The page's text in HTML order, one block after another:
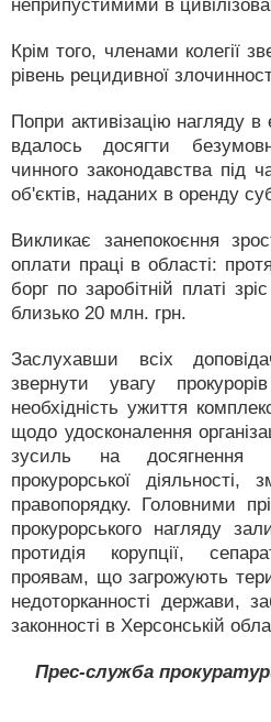
неприпустимими в
Крім того, членами колегії
рівень рецидивної
Попри активізацію нагляду в
вдалось досягти
чинного законодавства під
об'єктів, наданих в оренду
Викликає занепокоєння
оплати праці в області:
борг по заробітній платі
близько 20 млн. грн.
Заслухавши всіх
звернути увагу
необхідність ужиття
щодо удосконалення
зусиль на досягнення
прокурорської діяльності,
правопорядку. Головними
прокурорського нагляду
протидія корупції,
проявам, що загрожують
недоторканності держави,
законності в Херсонській
Прес-служба